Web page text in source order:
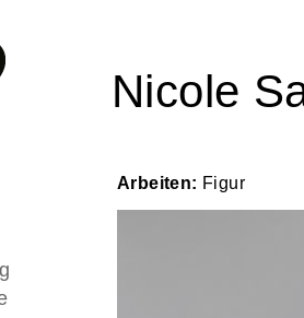
Nicole
Arbeiten: Figur